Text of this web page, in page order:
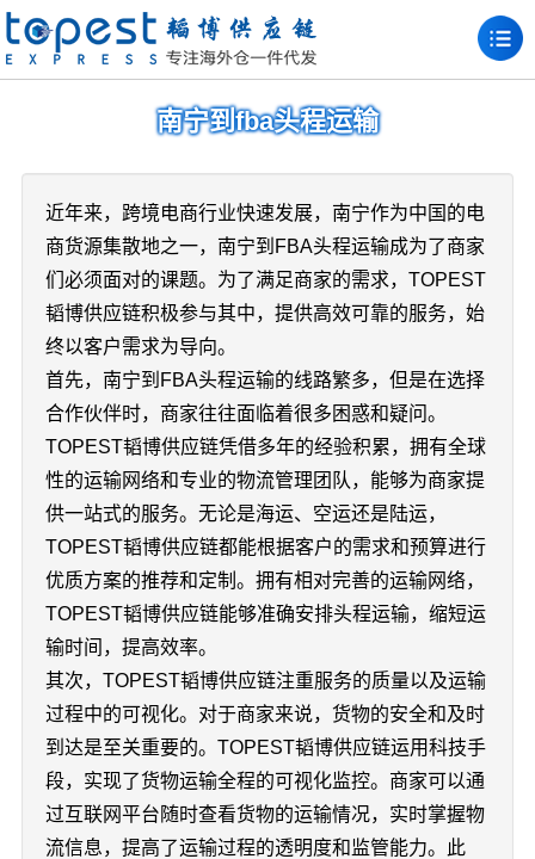
南宁到fba头程运输
近年来，跨境电商行业快速发展，南宁作为中国的电
商货源集散地之一，南宁到FBA头程运输成为了商家
们必须面对的课题。为了满足商家的需求，TOPEST
韬博供应链积极参与其中，提供高效可靠的服务，始
终以客户需求为导向。
首先，南宁到FBA头程运输的线路繁多，但是在选择
合作伙伴时，商家往往面临着很多困惑和疑问。
TOPEST韬博供应链凭借多年的经验积累，拥有全球
性的运输网络和专业的物流管理团队，能够为商家提
供一站式的服务。无论是海运、空运还是陆运，
TOPEST韬博供应链都能根据客户的需求和预算进行
优质方案的推荐和定制。拥有相对完善的运输网络，
TOPEST韬博供应链能够准确安排头程运输，缩短运
输时间，提高效率。
其次，TOPEST韬博供应链注重服务的质量以及运输
过程中的可视化。对于商家来说，货物的安全和及时
到达是至关重要的。TOPEST韬博供应链运用科技手
段，实现了货物运输全程的可视化监控。商家可以通
过互联网平台随时查看货物的运输情况，实时掌握物
流信息，提高了运输过程的透明度和监管能力。此